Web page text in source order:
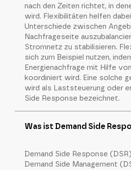
nach den Zeiten richtet, in
wird. Flexibilitäten helfen
Unterschiede zwischen
Nachfrageseite
Stromnetz zu stabilisieren.
sich zum Beispiel nutzen,
Energienachfrage mit Hilfe
koordiniert wird. Eine solche
wird als Laststeuerung oder
Side Response bezeichnet.
Was ist Demand Side
Demand Side Response
Demand Side Management